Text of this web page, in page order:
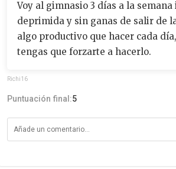
Voy al gimnasio 3 días a la
deprimida y sin ganas de salir de
algo productivo que hacer cada
tengas que forzarte a hacerlo.
Richi16
Puntuación final:5